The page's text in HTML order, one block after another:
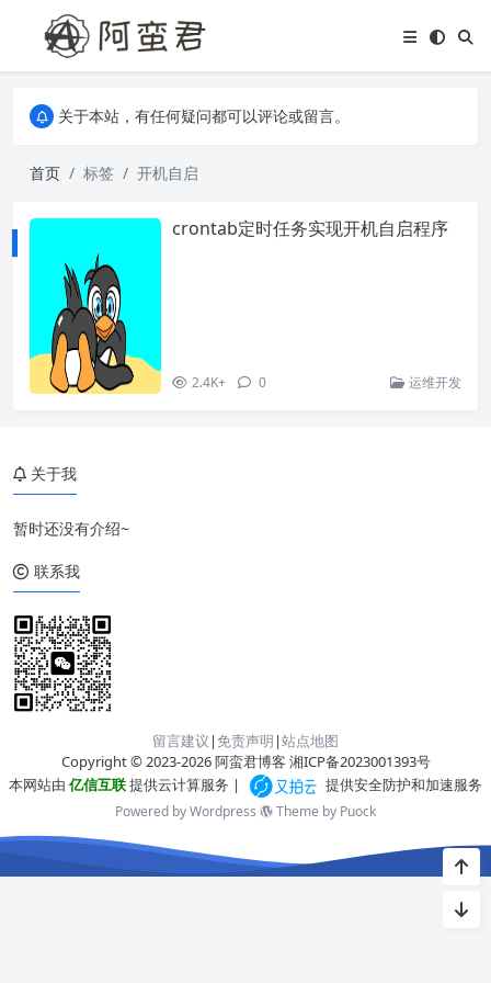
关于本站，有任何疑问都可以评论或留言。
关于本站，有任何疑问都可以评论或留言。
首页
标签 开机自启
crontab定时任务实现开机自启程序
2.4K+ 0 运维开发
关于我
暂时还没有介绍~
联系我
留言建议 |免责声明 |站点地图
Copyright © 2023-2026 阿蛮君博客 湘ICP备2023001393号
本网站由 亿信互联提供云计算服务 | 提供安全防护和加速服务
Powered by Wordpress Theme by Puock